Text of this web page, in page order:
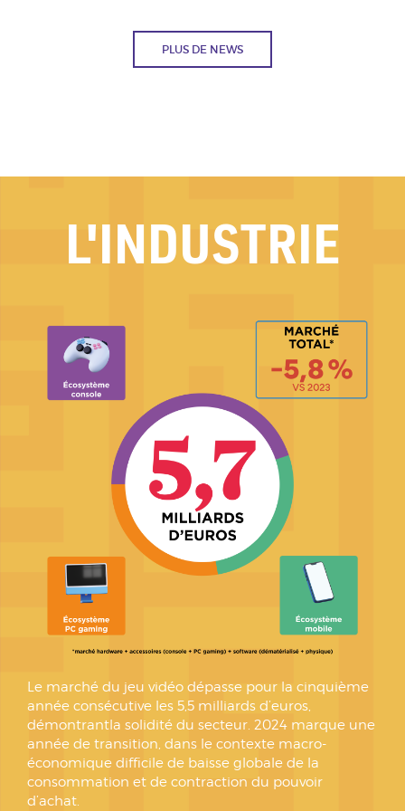
PLUS DE NEWS
L'INDUSTRIE
Le marché du jeu vidéo dépasse pour la cinquième
année consécutive les 5,5 milliards d’euros,
démontrantla solidité du secteur. 2024 marque une
année de transition, dans le contexte macro-
économique difficile de baisse globale de la
consommation et de contraction du pouvoir
d’achat.